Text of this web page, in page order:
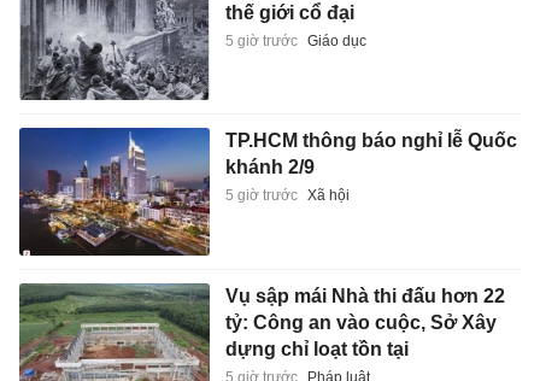
thế giới cổ đại
5 giờ trước Giáo dục
TP.HCM thông báo nghỉ lễ Quốc
khánh 2/9
5 giờ trước Xã hội
Vụ sập mái Nhà thi đấu hơn 22
tỷ: Công an vào cuộc, Sở Xây
dựng chỉ loạt tồn tại
5 giờ trước Pháp luật